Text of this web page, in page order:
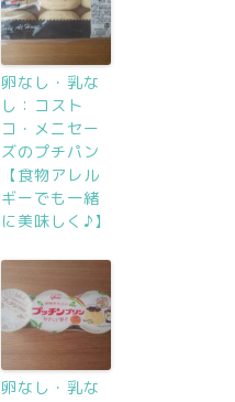
卵なし・乳な
し：コスト
コ・メニセー
ズのプチパン
【食物アレル
ギーでも一緒
に美味しく♪】
卵なし・乳な